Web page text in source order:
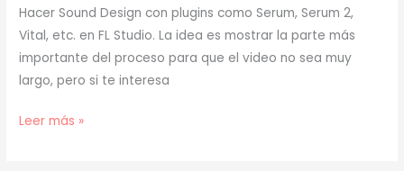
Hacer Sound Design con plugins como Serum, Serum 2,
Vital, etc. en FL Studio. La idea es mostrar la parte más
importante del proceso para que el video no sea muy
largo, pero si te interesa
[
Leer más »